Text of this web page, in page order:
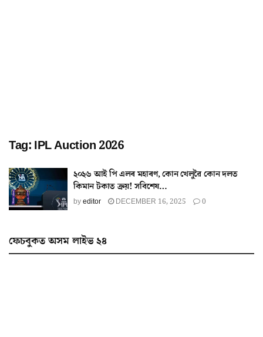
Tag: IPL Auction 2026
২০২৬ আই পি এলৰ মহাৰণ, কোন খেলুৱৈ কোন দলত
কিমান টকাত ক্ৰয়! সবিশেষ…
byeditor DECEMBER 16, 2025 0
ফেচবুকত অসম লাইভ ২৪